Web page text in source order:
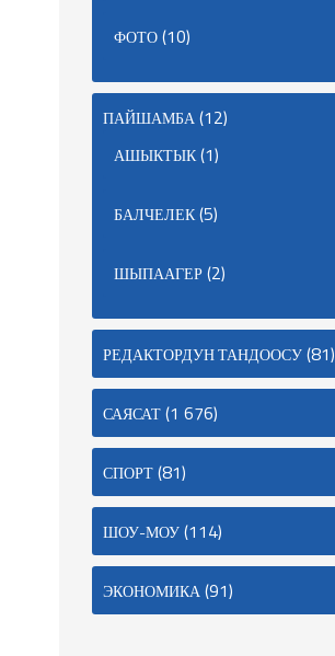
ФОТО(10)
ПАЙШАМБА(12)
АШЫКТЫК(1)
БАЛЧЕЛЕК(5)
ШЫПААГЕР(2)
РЕДАКТОРДУН ТАНДООСУ(81)
САЯСАТ(1 676)
СПОРТ(81)
ШОУ-МОУ(114)
ЭКОНОМИКА(91)